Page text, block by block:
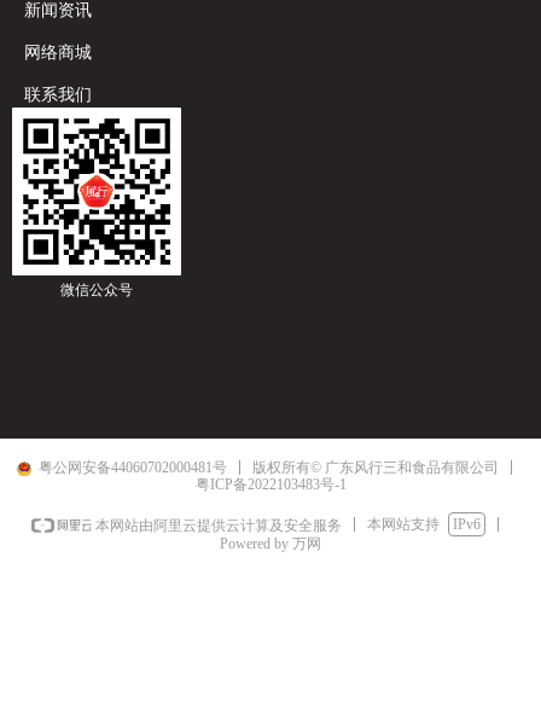
新闻资讯
网络商城
联系我们
微信公众号
粤公网安备44060702000481号
版权所有© 广东风行三和食品有限公司
粤ICP备2022103483号-1
本网站由阿里云提供云计算及安全服务 本网站支持
IPv6
Powered by 万网